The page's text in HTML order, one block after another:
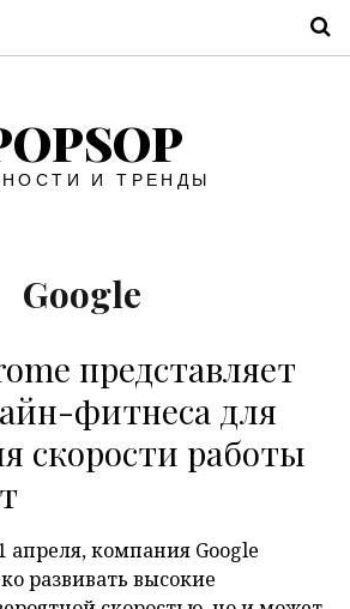
И ТРЕНДЫ
Google
представляет
фитнеса для
скорости работы
апреля, компания Google
развивать высокие